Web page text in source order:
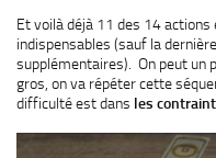
Et voilà déjà 11 des 14
indispensables (sauf la
supplémentaires). On peut un
gros, on va répéter cette
difficulté est dans les